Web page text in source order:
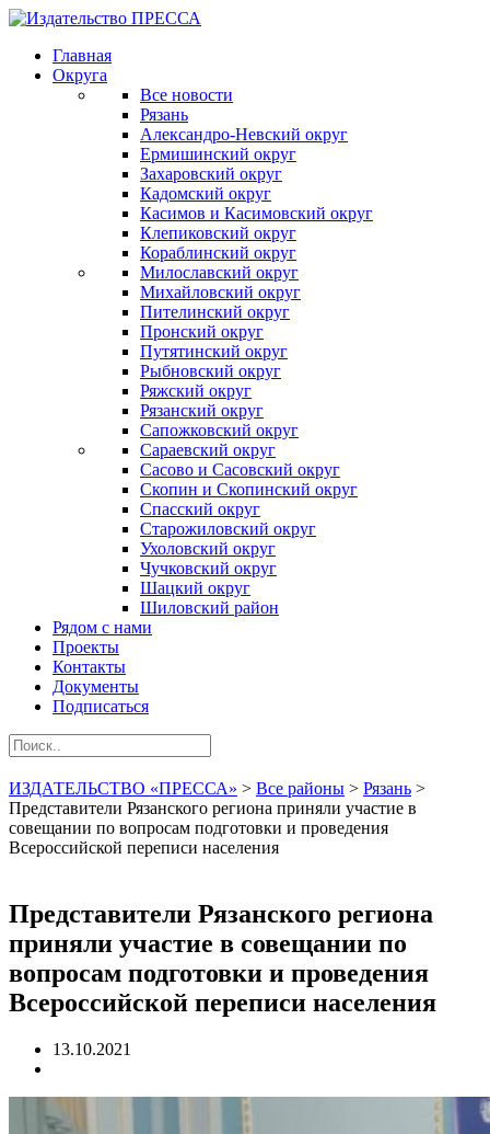
Главная
Округа
Все новости
Рязань
Александро-Невский округ
Ермишинский округ
Захаровский округ
Кадомский округ
Касимов и Касимовский округ
Клепиковский округ
Кораблинский округ
Милославский округ
Михайловский округ
Пителинский округ
Пронский округ
Путятинский округ
Рыбновский округ
Ряжский округ
Рязанский округ
Сапожковский округ
Сараевский округ
Сасово и Сасовский округ
Скопин и Скопинский округ
Спасский округ
Старожиловский округ
Ухоловский округ
Чучковский округ
Шацкий округ
Шиловский район
Рядом с нами
Проекты
Контакты
Документы
Подписаться
ИЗДАТЕЛЬСТВО «ПРЕССА» > Все районы > Рязань >
Представители Рязанского региона приняли участие в
совещании по вопросам подготовки и проведения
Всероссийской переписи населения
Представители Рязанского региона
приняли участие в совещании по
вопросам подготовки и проведения
Всероссийской переписи населения
13.10.2021